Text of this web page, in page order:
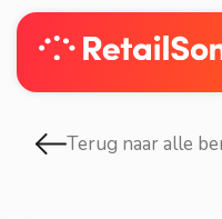
Terug naar alle